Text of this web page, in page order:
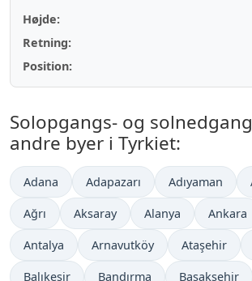
Højde:
Retning:
Position:
Solopgangs- og
andre byer i Tyrkiet:
Adana Adapazarı Adıyaman
Ağrı Aksaray Alanya Ankara
Antalya Arnavutköy Ataşehir
Balıkesir Bandırma Başakşehir